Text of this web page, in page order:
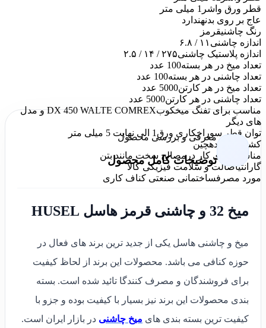
قطر ورق واشر 1 میلی متر
عاج بر روی بدنهندارد
رنگ چاشنیقرمز
اندازه چاشنی ۱۱ / ۶.۸
اندازه پلاستیک چاشنی۲۷۵ / ۱۴ / ۲.۵
تعداد میخ در هر بسته100 عدد
تعداد چاشنی در هر بسته100 عدد
تعداد میخ در هر کارتن5000 عدد
تعداد چاشنی در هر کارتن5000 عدد
مناسب برای تفنگ میخکوب
DX 450 WALTE COMREX و مدل
های دیگر
توان قطر سوراخکاری ورق 1 الی نهایت 5 میلی متر
کشور سازندهچین
مناسب برای کار درمصالح سخت مانند بتن
گارانتیاصالت و سلامت فیزیکی کالا
مورد مصرفساختمانی صنعتی کناف کاری
معرفی و بررسی محصول
توضیحات کامل محصول
میخ 32 و چاشنی قرمز هاسل HUSEL
میخ و چاشنی هاسل یکی از جدید ترین برند های فعال در
حوزه کنافی می باشد. محصولات این برند از لحاظ کیفیت
برای فروشندگان و مصرف کنندگا تائید شده است. بسته
بندی محصولات این برند نیز بسیار با کیفیت بوده و جزو با
کیفیت ترین بسته بندی های میخ چاشنی در بازار ایران است.